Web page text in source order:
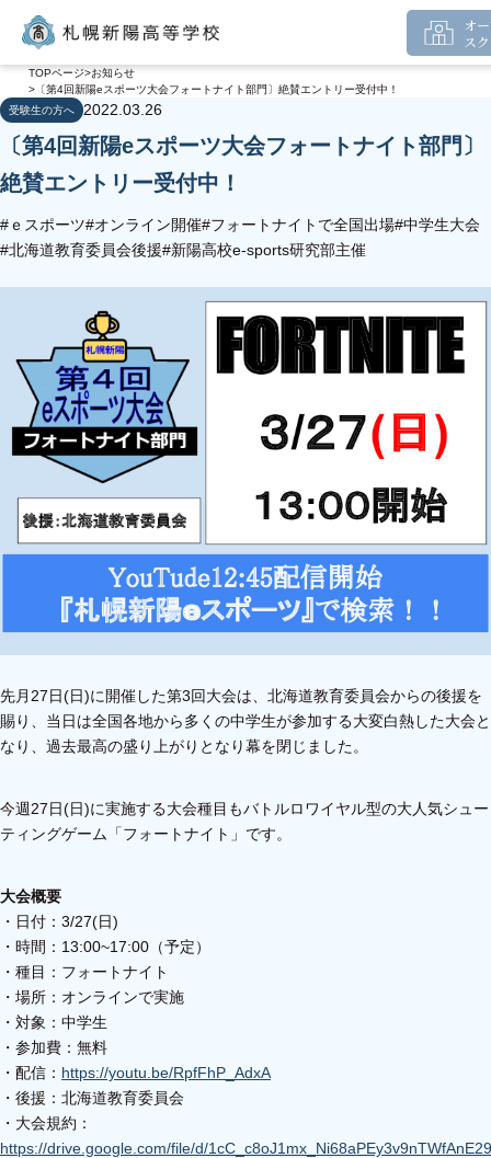
オ
ス
TOPページ お知らせ
〔第4回新陽eスポーツ大会フォートナイト部門〕絶賛エントリー受付中！
受験生の方へ
2022.03.26
〔第4回新陽eスポーツ大会フォートナイト部門〕
絶賛エントリー受付中！
#ｅスポーツ#オンライン開催#フォートナイトで全国出場#中学生大会
#北海道教育委員会後援#新陽高校e-sports研究部主催
先月27日(日)に開催した第3回大会は、北海道教育委員会からの後援を
賜り、当日は全国各地から多くの中学生が参加する大変白熱した大会と
なり、過去最高の盛り上がりとなり幕を閉じました。
今週27日(日)に実施する大会種目もバトルロワイヤル型の大人気シュー
ティングゲーム「フォートナイト」です。
大会概要
・日付：3/27(日)
・時間：13:00~17:00（予定）
・種目：フォートナイト
・場所：オンラインで実施
・対象：中学生
・参加費：無料
・配信： https://youtu.be/RpfFhP_AdxA
・後援：北海道教育委員会
・大会規約：
https://drive.google.com/file/d/